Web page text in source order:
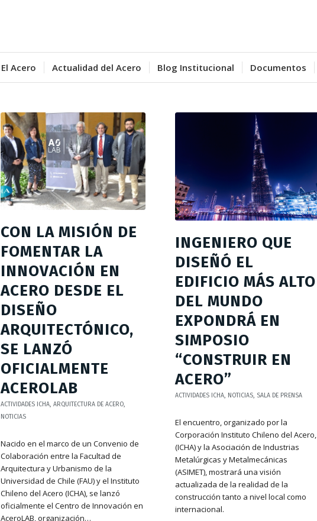
El Acero Actualidad del Acero Blog Institucional Documentos
CON LA MISIÓN DE
FOMENTAR LA
INNOVACIÓN EN
ACERO DESDE EL
DISEÑO
ARQUITECTÓNICO,
SE LANZÓ
OFICIALMENTE
ACEROLAB
ACTIVIDADES ICHA,ARQUITECTURA DE ACERO,
NOTICIAS
Nacido en el marco de un Convenio de
Colaboración entre la Facultad de
Arquitectura y Urbanismo de la
Universidad de Chile (FAU) y el Instituto
Chileno del Acero (ICHA), se lanzó
oficialmente el Centro de Innovación en
AceroLAB, organización…
INGENIERO QUE
DISEÑÓ EL
EDIFICIO MÁS ALTO
DEL MUNDO
EXPONDRÁ EN
SIMPOSIO
“CONSTRUIR EN
ACERO”
ACTIVIDADES ICHA, NOTICIAS, SALA DE PRENSA
El encuentro, organizado por la
Corporación Instituto Chileno del Acero,
(ICHA) y la Asociación de Industrias
Metalúrgicas y Metalmecánicas
(ASIMET), mostrará una visión
actualizada de la realidad de la
construcción tanto a nivel local como
internacional.